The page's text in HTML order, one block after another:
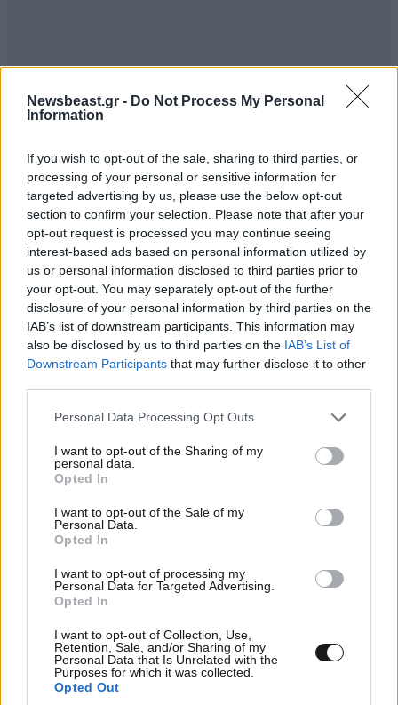
Newsbeast.gr - Do Not Process My Personal
Information
If you wish to opt-out of the sale, sharing to third parties, or
processing of your personal or sensitive information for
targeted advertising by us, please use the below opt-out
section to confirm your selection. Please note that after your
opt-out request is processed you may continue seeing
interest-based ads based on personal information utilized by
us or personal information disclosed to third parties prior to
your opt-out. You may separately opt-out of the further
disclosure of your personal information by third parties on the
IAB’s list of downstream participants. This information may
also be disclosed by us to third parties on the IAB’s List of
Downstream Participants that may further disclose it to other
Please note that this website/app uses one or more Google
not limited to your visit or usage behaviour. You may click to
grant or deny consent to Google and its third-party tags to
use your data for below specified purposes in below Google
consent section.
Personal Data Processing Opt Outs
I want to opt-out of the Sharing of my
personal data.
Opted In
I want to opt-out of the Sale of my
Personal Data.
Opted In
I want to opt-out of processing my
Personal Data for Targeted Advertising.
Opted In
I want to opt-out of Collection, Use,
Retention, Sale, and/or Sharing of my
Personal Data that Is Unrelated with the
Purposes for which it was collected.
Opted Out
Stratonoki 08·05·2026 20:02
Tossa chrimata edossan gia na vgaloun ton D.Trump!
Απαντήστε 0
Leandra 08·05·2026 20:00
Ma afou vriskonte pisso oi Israilinoi ti Ekexeiria
perimenan oi Iranoi?
TRENDING